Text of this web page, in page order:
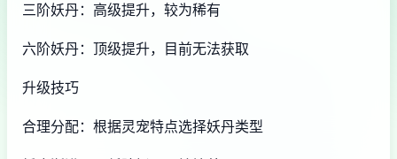
三阶妖丹：高级提升，较为稀有
六阶妖丹：顶级提升，目前无法获取
升级技巧
合理分配：根据灵宠特点选择妖丹类型